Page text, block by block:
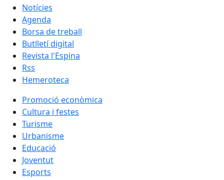
Notícies
Agenda
Borsa de treball
Butlletí digital
Revista l'Espina
Rss
Hemeroteca
Promoció econòmica
Cultura i festes
Turisme
Urbanisme
Educació
Joventut
Esports